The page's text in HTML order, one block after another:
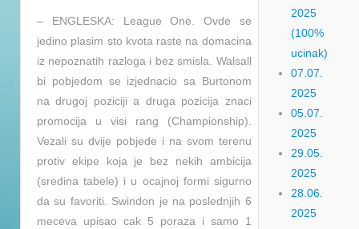
– ENGLESKA: League One. Ovde se
jedino plasim sto kvota raste na domacina
iz nepoznatih razloga i bez smisla. Walsall
bi pobjedom se izjednacio sa Burtonom
na drugoj poziciji a druga pozicija znaci
promocija u visi rang (Championship).
Vezali su dvije pobjede i na svom terenu
protiv ekipe koja je bez nekih ambicija
(sredina tabele) i u ocajnoj formi sigurno
da su favoriti. Swindon je na poslednjih 6
meceva upisao cak 5 poraza i samo 1
2025
(100%
ucinak)
07.07.
2025
05.07.
2025
29.05.
2025
28.06.
2025